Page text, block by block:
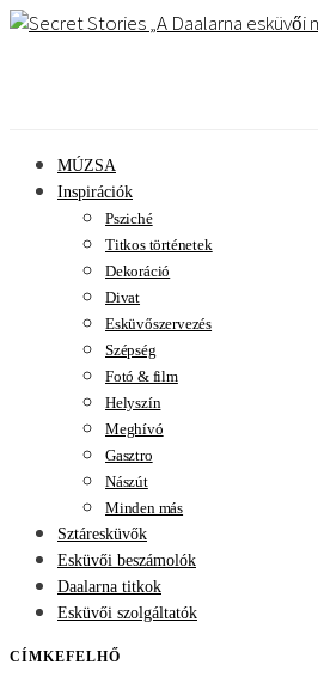
A Daalarna esküvői
MÚZSA
Inspirációk
Psziché
Titkos történetek
Dekoráció
Divat
Esküvőszervezés
Szépség
Fotó & film
Helyszín
Meghívó
Gasztro
Nászút
Minden más
Sztáresküvők
Esküvői beszámolók
Daalarna titkok
Esküvői szolgáltatók
CÍMKEFELHŐ